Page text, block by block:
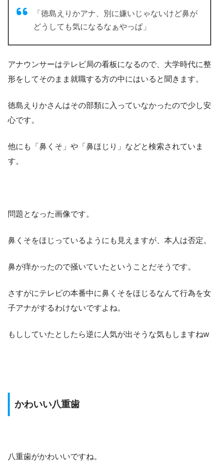
「徳島えりかアナ、別に嫌いじゃないけど鼻が
どうしても気になるなぁやっぱ」
アナウンサーはテレビ局の看板になるので、大学時代に整
形をしてそのまま就職する方の中にはいると聞きます。
徳島えりかさんはその部類に入っていなかったので少し安
心です。
他にも「鼻くそ」や「鼻ほじり」などと検索されていま
す。
問題となった画像です。
鼻くそをほじっているようにも見えますが、本人は否定。
鼻が痒かったので掻いていたということだそうです。
さすがにテレビの本番中に鼻くそをほじるなんて行為を女
子アナがするわけないですよね。
もししていたとしたら逆に人気が出そうな気もしますねw
かわいい八重歯
八重歯がかわいいですね。